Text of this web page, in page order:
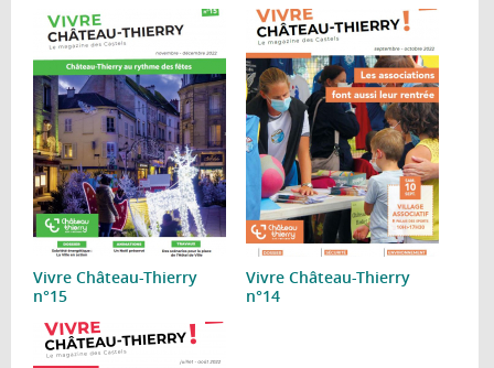
Vivre Château-Thierry
n°15
Vivre Château-Thierry
n°14